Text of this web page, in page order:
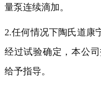
量泵连续滴加。
2.任何情况下陶氏道康
经过试验确定，本公
给予指导。